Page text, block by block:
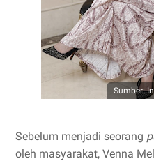
Sumber:
Sebelum menjadi seorang
oleh masyarakat, Venna